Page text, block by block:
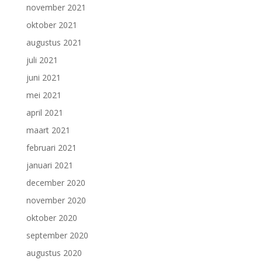
november 2021
oktober 2021
augustus 2021
juli 2021
juni 2021
mei 2021
april 2021
maart 2021
februari 2021
januari 2021
december 2020
november 2020
oktober 2020
september 2020
augustus 2020